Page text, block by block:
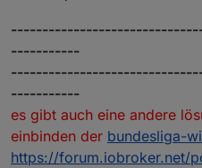
-----------
-----------
es gibt auch eine andere
einbinden der bundesliga-
https://forum.iobroker.net/